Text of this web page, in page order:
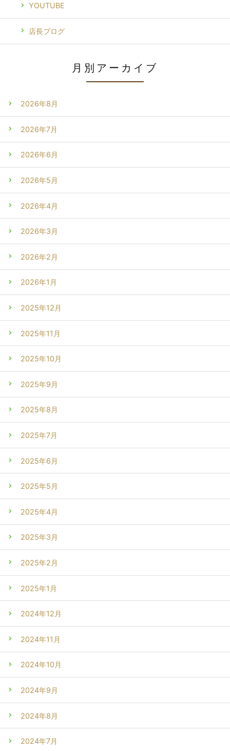
YOUTUBE
店長ブログ
月別アーカイブ
2026年8月
2026年7月
2026年6月
2026年5月
2026年4月
2026年3月
2026年2月
2026年1月
2025年12月
2025年11月
2025年10月
2025年9月
2025年8月
2025年7月
2025年6月
2025年5月
2025年4月
2025年3月
2025年2月
2025年1月
2024年12月
2024年11月
2024年10月
2024年9月
2024年8月
2024年7月